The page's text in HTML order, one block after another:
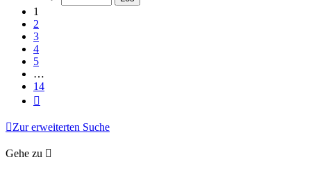
1
2
3
4
5
…
14
Zur erweiterten Suche
Gehe zu